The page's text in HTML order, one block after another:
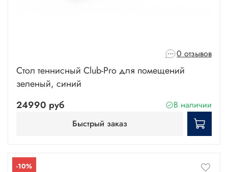
0 отзывов
Стол теннисный Club-Pro для помещений
зеленый, синий
24990 руб
В наличии
Быстрый заказ
-10%